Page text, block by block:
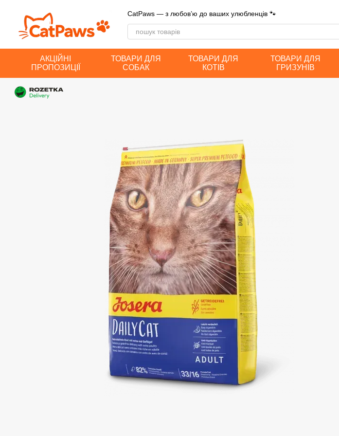
CatPaws — з любов’ю до ваших улюбленців 🐾
АКЦІЙНІ
ПРОПОЗИЦІЇ
ТОВАРИ ДЛЯ
СОБАК
ТОВАРИ ДЛЯ
КОТІВ
ТОВАРИ ДЛЯ
ГРИЗУНІВ